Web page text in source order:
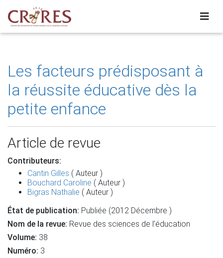
Les facteurs prédisposant à
la réussite éducative dès la
petite enfance
Article de revue
Contributeurs:
Cantin Gilles ( Auteur )
Bouchard Caroline ( Auteur )
Bigras Nathalie ( Auteur )
État de publication: Publiée (2012 Décembre )
Nom de la revue: Revue des sciences de l’éducation
Volume: 38
Numéro: 3